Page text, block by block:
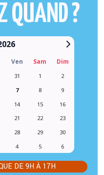
QUAND ?
Ven Sam Dim
31 1
2
7 8
9
14 15
16
21 22
23
28 29
30
4 5 6
DE 9H À 17H